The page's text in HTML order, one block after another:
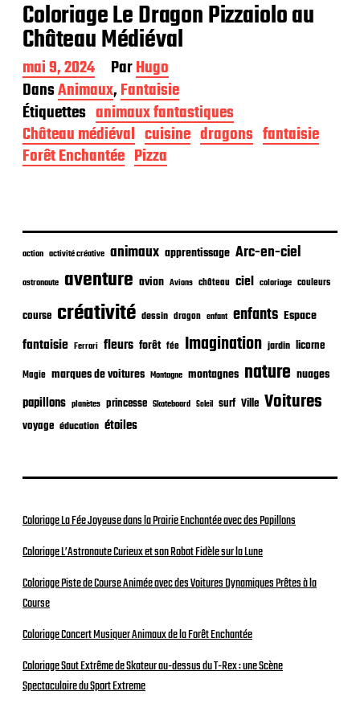
Coloriage Le Dragon Pizzaiolo au
Château Médiéval
D
a
t
e
d
e
p
i
a
t
i
o
n
mai 9, 2024 ParHugo
DansAnimaux,Fantaisie
Étiquettes animaux fantastiques
Château médiéval cuisine dragons fantaisie
Forêt Enchantée Pizza
action activité créative animaux apprentissage Arc-en-ciel
astronaute aventure avion Avions château ciel coloriage couleurs
course créativité dessin dragon enfant enfants Espace
fantaisie Ferrari fleurs forêt fée Imagination jardin licorne
Magie marques de voitures Montagne montagnes nature nuages
papillons planètes princesse Skateboard Soleil surf Ville Voitures
voyage éducation étoiles
Coloriage La Fée Joyeuse dans la Prairie Enchantée avec des Papillons
Coloriage L’Astronaute Curieux et son Robot Fidèle sur la Lune
Coloriage Piste de Course Animée avec des Voitures Dynamiques Prêtes à la
Course
Coloriage Concert Musiquer Animaux de la Forêt Enchantée
Coloriage Saut Extrême de Skateur au-dessus du T-Rex : une Scène
Spectaculaire du Sport Extreme